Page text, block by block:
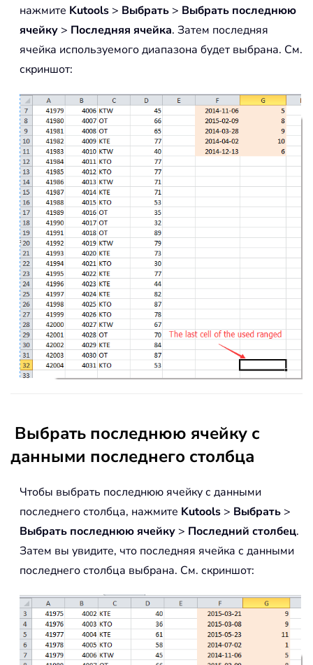
нажмите Kutools > Выбрать > Выбрать последнюю
ячейку > Последняя ячейка. Затем последняя
ячейка используемого диапазона будет выбрана. См.
скриншот:
Выбрать последнюю ячейку с
данными последнего столбца
Чтобы выбрать последнюю ячейку с данными
последнего столбца, нажмите Kutools > Выбрать >
Выбрать последнюю ячейку > Последний столбец.
Затем вы увидите, что последняя ячейка с данными
последнего столбца выбрана. См. скриншот: